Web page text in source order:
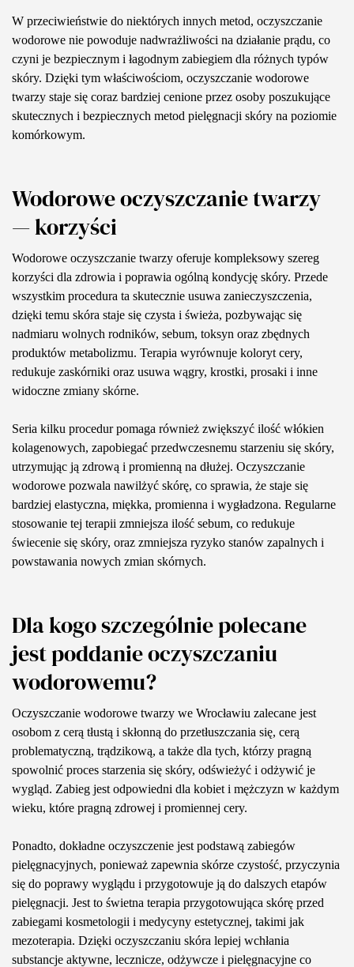
W przeciwieństwie do niektórych innych metod, oczyszczanie
wodorowe nie powoduje nadwrażliwości na działanie prądu, co
czyni je bezpiecznym i łagodnym zabiegiem dla różnych typów
skóry. Dzięki tym właściwościom, oczyszczanie wodorowe
twarzy staje się coraz bardziej cenione przez osoby poszukujące
skutecznych i bezpiecznych metod pielęgnacji skóry na poziomie
komórkowym.
Wodorowe oczyszczanie twarzy
— korzyści
Wodorowe oczyszczanie twarzy oferuje kompleksowy szereg
korzyści dla zdrowia i poprawia ogólną kondycję skóry. Przede
wszystkim procedura ta skutecznie usuwa zanieczyszczenia,
dzięki temu skóra staje się czysta i świeża, pozbywając się
nadmiaru wolnych rodników, sebum, toksyn oraz zbędnych
produktów metabolizmu. Terapia wyrównuje koloryt cery,
redukuje zaskórniki oraz usuwa wągry, krostki, prosaki i inne
widoczne zmiany skórne.
Seria kilku procedur pomaga również zwiększyć ilość włókien
kolagenowych, zapobiegać przedwczesnemu starzeniu się skóry,
utrzymując ją zdrową i promienną na dłużej. Oczyszczanie
wodorowe pozwala nawilżyć skórę, co sprawia, że staje się
bardziej elastyczna, miękka, promienna i wygładzona. Regularne
stosowanie tej terapii zmniejsza ilość sebum, co redukuje
świecenie się skóry, oraz zmniejsza ryzyko stanów zapalnych i
powstawania nowych zmian skórnych.
Dla kogo szczególnie polecane
jest poddanie oczyszczaniu
wodorowemu?
Oczyszczanie wodorowe twarzy we Wrocławiu zalecane jest
osobom z cerą tłustą i skłonną do przetłuszczania się, cerą
problematyczną, trądzikową, a także dla tych, którzy pragną
spowolnić proces starzenia się skóry, odświeżyć i odżywić je
wygląd. Zabieg jest odpowiedni dla kobiet i mężczyzn w każdym
wieku, które pragną zdrowej i promiennej cery.
Ponadto, dokładne oczyszczenie jest podstawą zabiegów
pielęgnacyjnych, ponieważ zapewnia skórze czystość, przyczynia
się do poprawy wyglądu i przygotowuje ją do dalszych etapów
pielęgnacji. Jest to świetna terapia przygotowująca skórę przed
zabiegami kosmetologii i medycyny estetycznej, takimi jak
mezoterapia. Dzięki oczyszczaniu skóra lepiej wchłania
substancje aktywne, lecznicze, odżywcze i pielęgnacyjne co